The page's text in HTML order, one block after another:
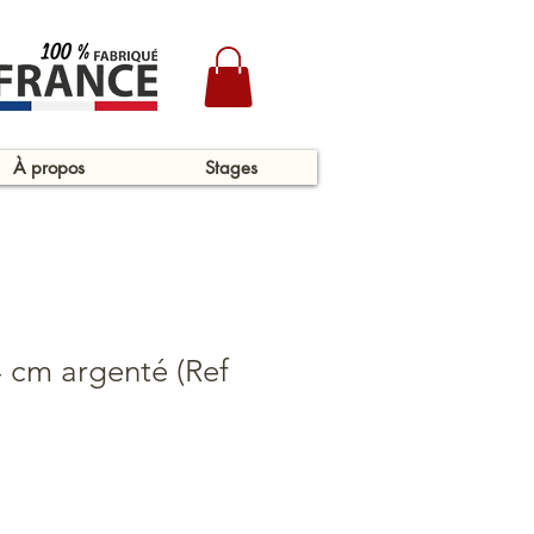
À propos Stages
argenté (Ref